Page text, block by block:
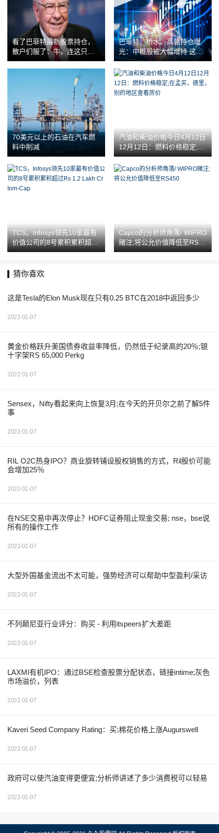
看了巴菲特最新股票持仓，
散户们服了：牛，连这只票
都能精准潜伏
巴菲特、桥水、高瓴持仓曝
光：中概股被大幅增持 这只
股票引来私募重仓
70美元以上的石油在汽车燃
料中削减
汽油和柴油价格今日4月12日
12月12日：燃料价格稳定;在
孟买，德里，别的地区查看
房价
TCS，Infosys领先10家最有
价值公司的8号累积累积超过
Rs 1.2 Lakh Cr Inm-Cap
Capco的分析师角落/ WIPRO
赌注;将公允价值降低至RS45
0
猜你喜欢
这是Tesla的Elon Musk现在只有0.25 BTC在2018中返回多少
2022-01-07
黄金价格跃升美国债券收益率降低，仍然低于纪录高的20％;银
十字架RS 65,000 Perkg
2022-01-07
Sensex，Nifty看起来向上恢复3月;在今天的开贝尔之前了解5件
事
2022-01-07
RIL O2C热身IPO？商业旋转铺设股权销售的方式，Ril股价可能
会增加25％
2022-01-07
在NSE交易中再次停止？HDFC证券阻止现金交易; nse，bse说
所有的操作工作
2022-01-07
大型外国基金流出不太可能，强势经济可以帮助中型盈利/采访
2022-01-07
不列颠尼亚行业评分：购买 - 利用itspeers扩大差距
2022-01-07
LAXMI有机IPO：通过BSE检查股票分配状态，链接intime;灰色
市场溢价，列表
2022-01-07
Kaveri Seed Company Rating：买;棉花价格上涨Augurswell
2022-01-07
政府可以使汽油变得更便宜;分析师讲述了多少消费税可以轻易
2022-01-07